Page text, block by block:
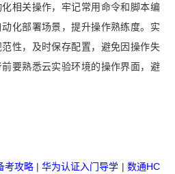
相关操作，牢记常用命令和脚本编
化部署场景，提升操作熟练度。实
性，及时保存配置，避免因操作失
要熟悉云实验环境的操作界面，避
考攻略 |华为认证入门导学 | 数通HC